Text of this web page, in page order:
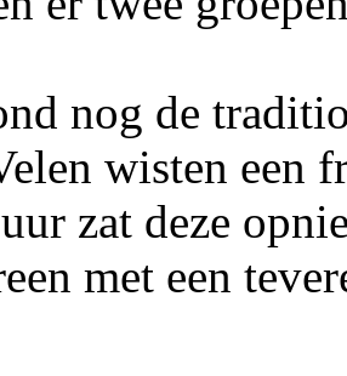
nog de
wisten een
zat deze
met een